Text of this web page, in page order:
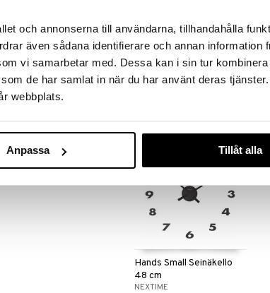
och annonserna till användarna, tillhandahålla
även sådana identifierare och annan information
vi samarbetar med. Dessa kan i sin tur
de har samlat in när du har använt deras
webbplats.
Anpassa Tillåt alla
ruostumattomasta
tunti-indeksin.
koristamiseen. Se
vaihtoehtona
Plug Inn Seinäkello 58 cm
NEXTIME
Hands Small Seinäkello
48 cm
NEXTIME